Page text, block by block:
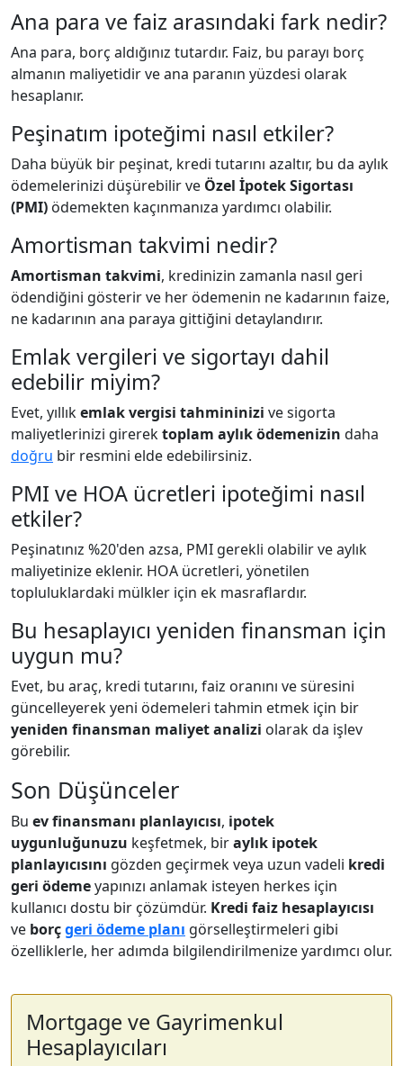
Ana para ve faiz arasındaki fark nedir?
Ana para, borç aldığınız tutardır. Faiz, bu parayı borç
almanın maliyetidir ve ana paranın yüzdesi olarak
hesaplanır.
Peşinatım ipoteğimi nasıl etkiler?
Daha büyük bir peşinat, kredi tutarını azaltır, bu da aylık
ödemelerinizi düşürebilir ve Özel İpotek Sigortası
(PMI) ödemekten kaçınmanıza yardımcı olabilir.
Amortisman takvimi nedir?
Amortisman takvimi, kredinizin zamanla nasıl geri
ödendiğini gösterir ve her ödemenin ne kadarının faize,
ne kadarının ana paraya gittiğini detaylandırır.
Emlak vergileri ve sigortayı dahil
edebilir miyim?
Evet, yıllıkemlak vergisi tahmininizi ve sigorta
maliyetlerinizi girerektoplam aylık ödemenizin daha
doğru bir resmini elde edebilirsiniz.
PMI ve HOA ücretleri ipoteğimi nasıl
etkiler?
Peşinatınız %20'den azsa, PMI gerekli olabilir ve aylık
maliyetinize eklenir. HOA ücretleri, yönetilen
topluluklardaki mülkler için ek masraflardır.
Bu hesaplayıcı yeniden finansman için
uygun mu?
Evet, bu araç, kredi tutarını, faiz oranını ve süresini
güncelleyerek yeni ödemeleri tahmin etmek için bir
yeniden finansman maliyet analizi olarak da işlev
görebilir.
Son Düşünceler
Bu ev finansmanı planlayıcısı, ipotek
uygunluğunuzu keşfetmek, biraylık ipotek
planlayıcısını gözden geçirmek veya uzun vadeli kredi
geri ödemeyapınızı anlamak isteyen herkes için
kullanıcı dostu bir çözümdür. Kredi faiz hesaplayıcısı
ve borçgeri ödeme planı görselleştirmeleri gibi
özelliklerle, her adımda bilgilendirilmenize yardımcı olur.
Mortgage ve Gayrimenkul
Hesaplayıcıları